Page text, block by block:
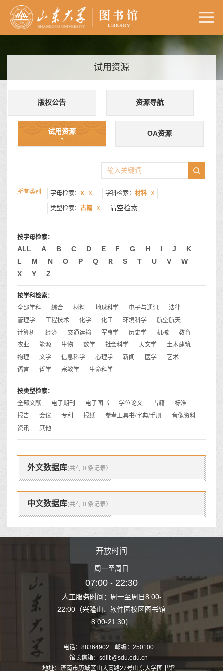
试用资源
版权公告 资源导航
试用资源 OA资源
所有类别 字母检索： X X 学科检索： 材料 X
类型检索： 古籍 X 清空检索
按字母检索：
ALL A B C D E F G H I J
K
L
M N O P Q R S T U V
W
X
Y Z
按学科检索：
全部学科
综合 材料 地球科学 电子与通讯
法律
管理学
工程技术 化学 化工 环境科学
航空航天
计算机
经济 交通运输 军事学 历史学 机械
教育
农业
能源 生物 数学 社会科学 天文学
土木建筑
物理
文学 信息科学 心理学 新闻 医学
艺术
语言
哲学 宗教学 生命科学
按类型检索：
全部文献
电子期刊 电子图书 学位论文 古籍
标准
报告
会议 专利 报纸 参考工具书/字典/手册
音像资料
资讯
其他
外文数据库(共有 0 条记录）
中文数据库(共有 0 条记录）
至周日8:00-
园校区图书馆
开放时间
周一至周日
07:00 - 22:30
人工服务时间：周一至周日8:00-
22:00（兴隆山、软件园校区图书馆
8:00-21:30）
人工服务时间
22:00（兴隆山
电话：88364902 邮编：250100
馆长信箱：sdlib@sdu.edu.cn
地址：济南市历城区山大南路27号山东大学图书馆